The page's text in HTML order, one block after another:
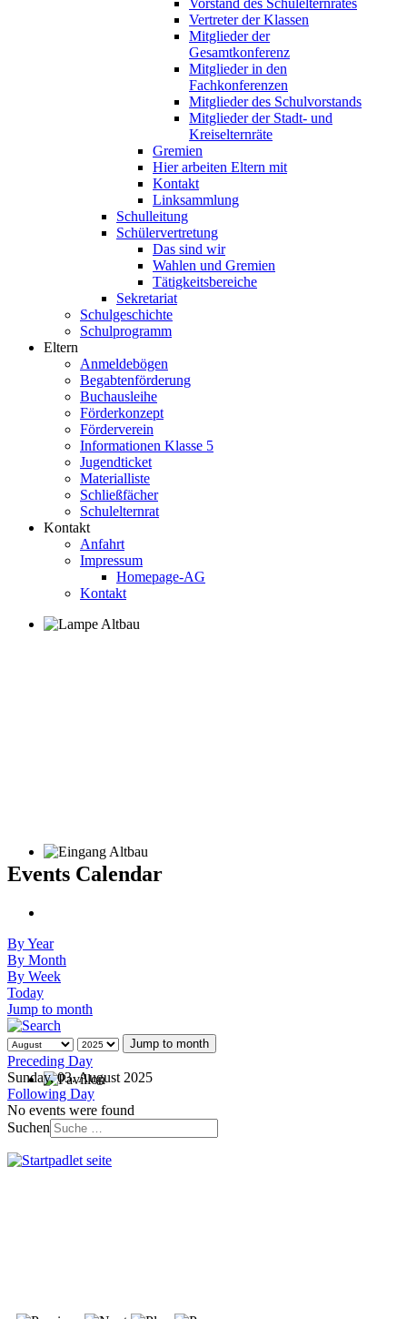
Vorstand des Schulelternrates
Vertreter der Klassen
Mitglieder der
Gesamtkonferenz
Mitglieder in den
Fachkonferenzen
Mitglieder des Schulvorstands
Mitglieder der Stadt- und
Kreiselternräte
Gremien
Hier arbeiten Eltern mit
Kontakt
Linksammlung
Schulleitung
Schülervertretung
Das sind wir
Wahlen und Gremien
Tätigkeitsbereiche
Sekretariat
Schulgeschichte
Schulprogramm
Eltern
Anmeldebögen
Begabtenförderung
Buchausleihe
Förderkonzept
Förderverein
Informationen Klasse 5
Jugendticket
Materialliste
Schließfächer
Schulelternrat
Kontakt
Anfahrt
Impressum
Homepage-AG
Kontakt
Events Calendar
By Year
By Month
By Week
Today
Jump to month
Jump to month
Preceding Day
Sunday, 03. August 2025
Following Day
No events were found
Suchen